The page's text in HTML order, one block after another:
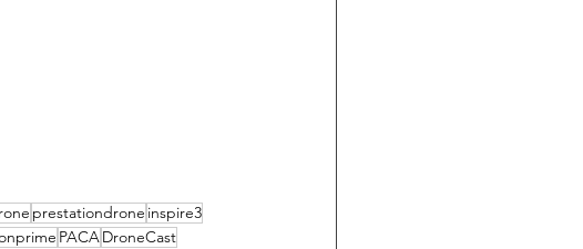
prestationdrone inspire3
PACADroneCast